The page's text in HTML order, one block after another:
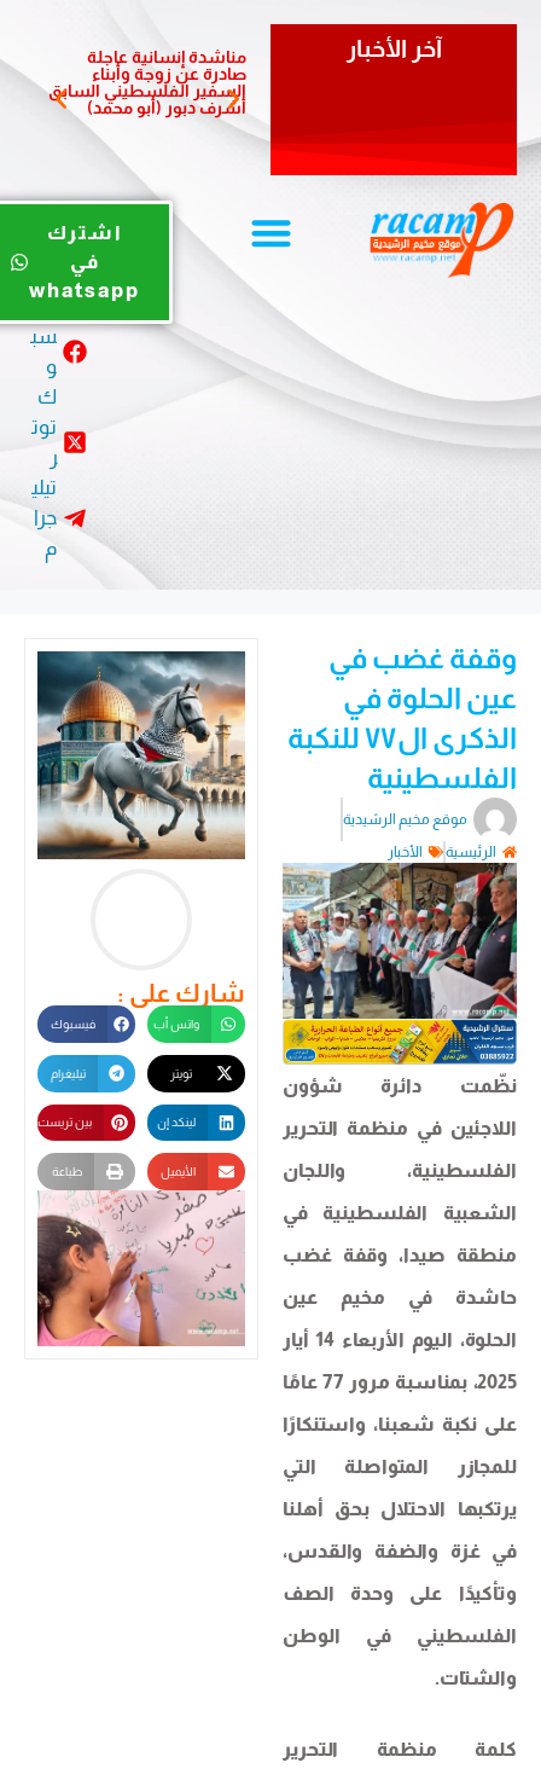
آخر الأخبار
مناشدة إنسانية عاجلة
صادرة عن زوجة وأبناء
السفير الفلسطيني السابق
أشرف دبور (أبو محمد)
لدعم
يو
ب
سب
و
توت
ر
تيلي
جرا
اشترك
في
whatsapp
وقفة غضب في
عين الحلوة في
الذكرى ال٧٧ للنكبة
الفلسطينية
موقع مخيم الرشيدية
الرئيسية
الأخبار
نظّمت دائرة شؤون
اللاجئين في منظمة التحرير
الفلسطينية، واللجان
الشعبية الفلسطينية في
منطقة صيدا، وقفة غضب
حاشدة في مخيم عين
الحلوة، اليوم الأربعاء 14 أيار
2025، بمناسبة مرور 77 عامًا
على نكبة شعبنا، واستنكارًا
للمجازر المتواصلة التي
يرتكبها الاحتلال بحق أهلنا
في غزة والضفة والقدس،
وتأكيدًا على وحدة الصف
الفلسطيني في الوطن
والشتات.
كلمة منظمة التحرير
شارك على :
واتس أب فيسبوك
تيليغرام
لينكد إن بين تريست
الأيميل طباعة